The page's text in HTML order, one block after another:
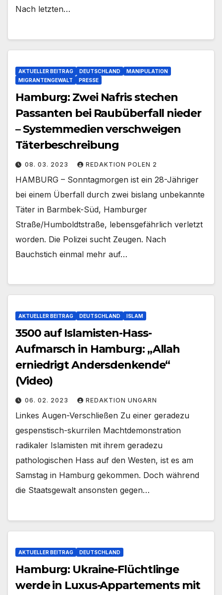
Nach letzten…
AKTUELLER BEITRAG DEUTSCHLAND
MANIPULATION
MIGRANTENGEWALT
PRESSE
Hamburg: Zwei Nafris stechen
Passanten bei Raubüberfall nieder
– Systemmedien verschweigen
Täterbeschreibung
08. 03. 2023 REDAKTION POLEN 2
HAMBURG – Sonntagmorgen ist ein 28-Jähriger
bei einem Überfall durch zwei bislang unbekannte
Täter in Barmbek-Süd, Hamburger
Straße/Humboldtstraße, lebensgefährlich verletzt
worden. Die Polizei sucht Zeugen. Nach
Bauchstich einmal mehr auf…
AKTUELLER BEITRAG DEUTSCHLAND ISLAM
3500 auf Islamisten-Hass-
Aufmarsch in Hamburg: „Allah
erniedrigt Andersdenkende“
(Video)
06. 02. 2023 REDAKTION UNGARN
Linkes Augen-Verschließen Zu einer geradezu
gespenstisch-skurrilen Machtdemonstration
radikaler Islamisten mit ihrem geradezu
pathologischen Hass auf den Westen, ist es am
Samstag in Hamburg gekommen. Doch während
die Staatsgewalt ansonsten gegen…
AKTUELLER BEITRAG DEUTSCHLAND
Hamburg: Ukraine-Flüchtlinge
werde in Luxus-Appartements mit